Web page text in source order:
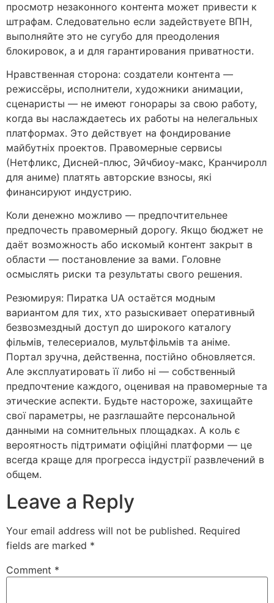
просмотр незаконного контента может привести к
штрафам. Следовательно если задействуете ВПН,
выполняйте это не сугубо для преодоления
блокировок, а и для гарантирования приватности.
Нравственная сторона: создатели контента —
режиссёры, исполнители, художники анимации,
сценаристы — не имеют гонорары за свою работу,
когда вы наслаждаетесь их работы на нелегальных
платформах. Это действует на фондирование
майбутніх проектов. Правомерные сервисы
(Нетфликс, Дисней-плюс, Эйчбиоу-макс, Кранчиролл
для аниме) платять авторские взносы, які
финансируют индустрию.
Коли денежно можливо — предпочтительнее
предпочесть правомерный дорогу. Якщо бюджет не
даёт возможность або искомый контент закрыт в
области — постановление за вами. Головне
осмыслять риски та результаты свого решения.
Резюмируя: Пиратка UA остаётся модным
вариантом для тих, хто разыскивает оперативный
безвозмездный доступ до широкого каталогу
фільмів, телесериалов, мультфільмів та аніме.
Портал зручна, действенна, постійно обновляется.
Але эксплуатировать її либо ні — собственный
предпочтение каждого, оценивая на правомерные та
этические аспекти. Будьте настороже, захищайте
свої параметры, не разглашайте персональной
данными на сомнительных площадках. А коль є
вероятность підтримати офіційні платформи — це
всегда краще для прогресса індустрії развлечений в
общем.
Leave a Reply
Your email address will not be published. Required
fields are marked *
Comment *